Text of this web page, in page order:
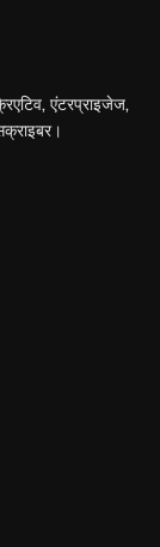
एंटरप्राइजेज,